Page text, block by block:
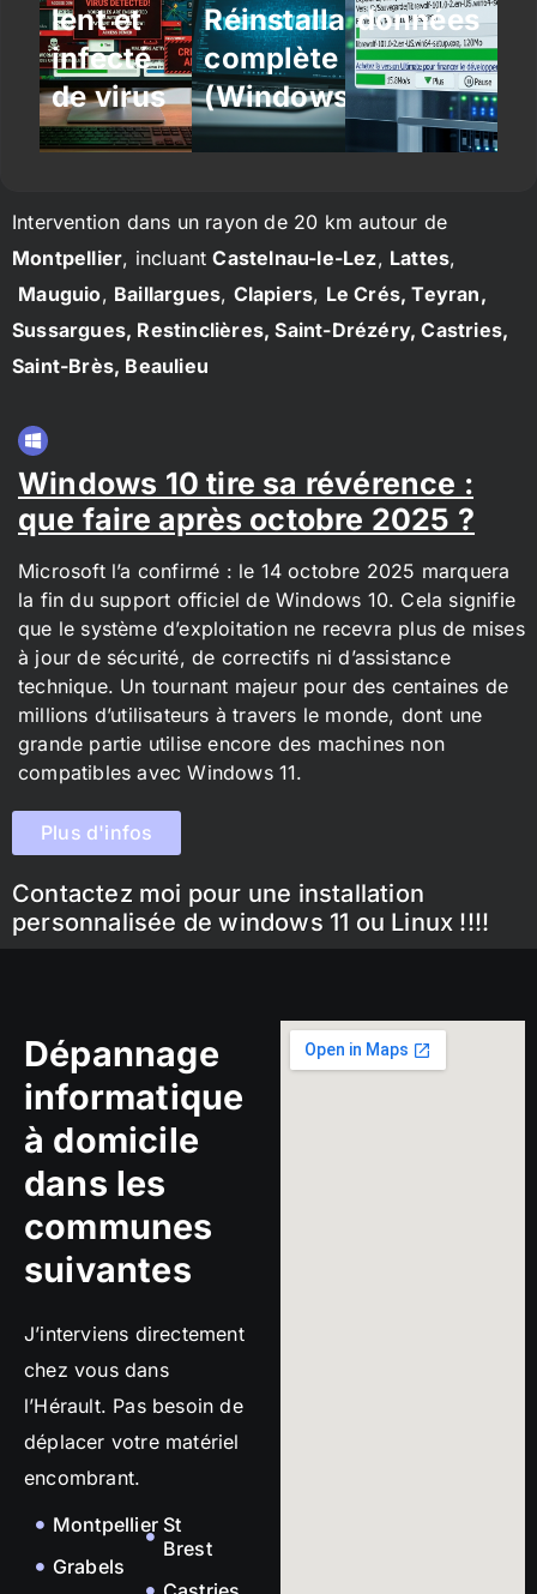
lent et
infecté
de virus
Réinstallation
complète
(Windows/Linux)
données
Intervention dans un rayon de 20 km autour de
Montpellier, incluantCastelnau-le-Lez, Lattes,
Mauguio, Baillargues, Clapiers, Le Crés, Teyran,
Sussargues, Restinclières, Saint-Drézéry, Castries,
Saint-Brès, Beaulieu
Windows 10 tire sa révérence :
que faire après octobre 2025 ?
Microsoft l’a confirmé : le 14 octobre 2025 marquera
la fin du support officiel de Windows 10. Cela signifie
que le système d’exploitation ne recevra plus de mises
à jour de sécurité, de correctifs ni d’assistance
technique. Un tournant majeur pour des centaines de
millions d’utilisateurs à travers le monde, dont une
grande partie utilise encore des machines non
compatibles avec Windows 11.
Plus d'infos
Contactez moi pour une installation
personnalisée de windows 11 ou Linux !!!!
Dépannage
informatique
à domicile
dans les
communes
suivantes
J’interviens directement
chez vous dans
l’Hérault. Pas besoin de
déplacer votre matériel
encombrant.
Montpellier
Grabels
St
Brest